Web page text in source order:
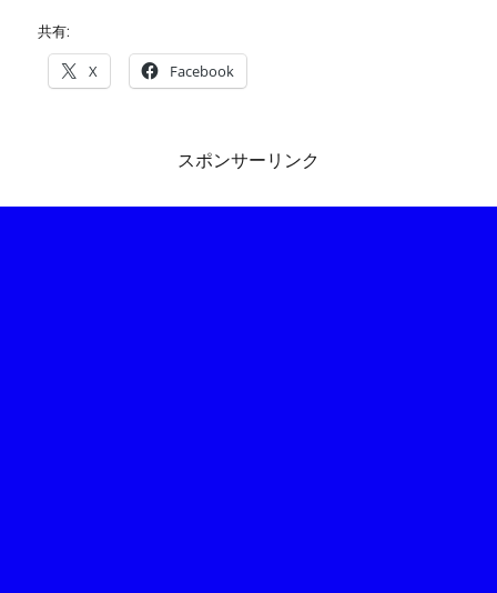
共有:
X Facebook
スポンサーリンク